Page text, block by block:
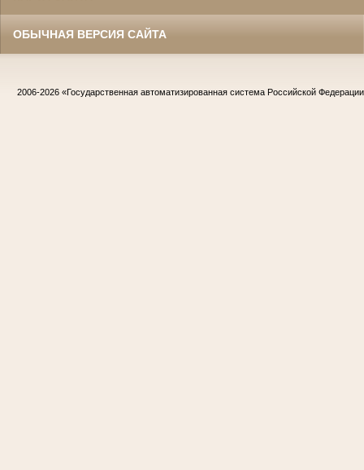
ОБЫЧНАЯ ВЕРСИЯ САЙТА
2006-2026 «Государственная автоматизированная система Российской